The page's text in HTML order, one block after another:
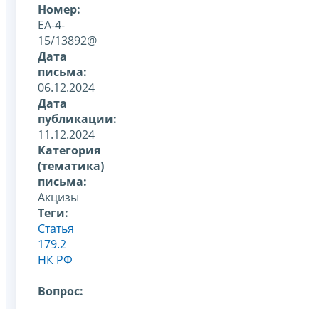
Номер:
ЕА-4-
15/13892@
Дата
письма:
06.12.2024
Дата
публикации:
11.12.2024
Категория
(тематика)
письма:
Акцизы
Теги:
Статья
179.2
НК РФ
Вопрос: